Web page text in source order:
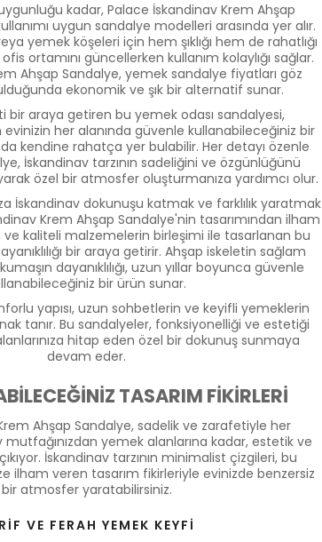
kadar, Palace İskandinav Krem Ahşap
uygun sandalye modelleri arasında yer alır.
yemek köşeleri için hem şıklığı hem de rahatlığı
ortamını güncellerken kullanım kolaylığı sağlar.
Ahşap Sandalye, yemek sandalye fiyatları göz
ekonomik ve şık bir alternatif sunar.
bir araya getiren bu yemek odası sandalyesi,
her alanında güvenle kullanabileceğiniz bir
kendine rahatça yer bulabilir. Her detayı özenle
İskandinav tarzının sadeliğini ve özgünlüğünü
özel bir atmosfer oluşturmanıza yardımcı olur.
İskandinav dokunuşu katmak ve farklılık yaratmak
Krem Ahşap Sandalye'nin tasarımından ilham
ve kaliteli malzemelerin birleşimi ile tasarlanan bu
bir araya getirir. Ahşap iskeletin sağlam
dayanıklılığı, uzun yıllar boyunca güvenle
bir ürün sunar.
yapısı, uzun sohbetlerin ve keyifli yemeklerin
tanır. Bu sandalyeler, fonksiyonelliği ve estetiği
hitap eden özel bir dokunuş sunmaya
devam eder.
TASARIM FİKİRLERİ
Ahşap Sandalye, sadelik ve zarafetiyle her
mutfağınızdan yemek alanlarına kadar, estetik ve
İskandinav tarzının minimalist çizgileri, bu
ilham veren tasarım fikirleriyle evinizde benzersiz
bir atmosfer yaratabilirsiniz.
VE FERAH YEMEK KEYFİ